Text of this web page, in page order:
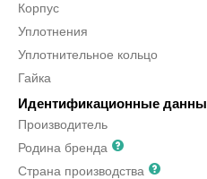
Корпус
Уплотнения
Уплотнительное кольцо
Гайка
Идентификационные
Производитель
Родина бренда
Страна производства